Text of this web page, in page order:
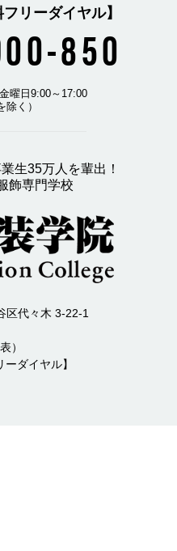
850
リーダイヤル】
曜日9:00～17:00
除く）
生35万人を輩出！
飾専門学校
代々木 3-22-1
）
ーダイヤル】